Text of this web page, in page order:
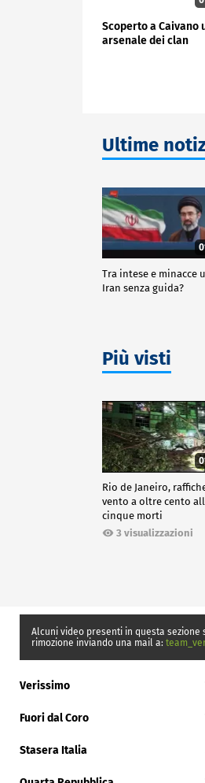
Scoperto a Caivano
arsenale dei clan
Ultime
Tra intese e minacce
Iran senza guida?
Più visti
Rio de Janeiro,
vento a oltre cento
cinque morti
3 visualizzazioni
Alcuni video presenti in questa
rimozione inviando una mail a:
Verissimo
Fuori dal Coro
Stasera Italia